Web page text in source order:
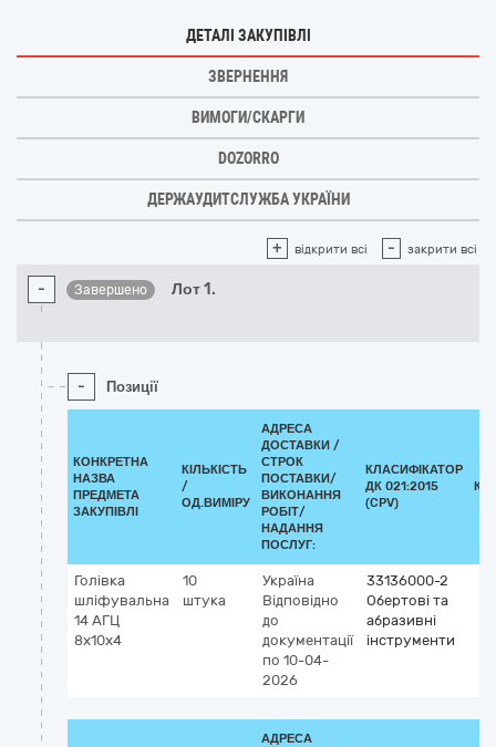
ДЕТАЛІ ЗАКУПІВЛІ
ЗВЕРНЕННЯ
ВИМОГИ/СКАРГИ
DOZORRO
ДЕРЖАУДИТСЛУЖБА УКРАЇНИ
+ відкрити всі - закрити всі
- Завершено Лот 1.
- Позиції
КОНКРЕТНА
НАЗВА
ПРЕДМЕТА
ЗАКУПІВЛІ
КІЛЬКІСТЬ
/
ОД.ВИМІРУ
АДРЕСА
ДОСТАВКИ /
СТРОК
ПОСТАВКИ/
ВИКОНАННЯ
РОБІТ/
НАДАННЯ
ПОСЛУГ:
КЛАСИФІКАТОР
ДК 021:2015
(CPV)
Голівка
шліфувальна
14 АГЦ
8х10х4
10
штука
Україна
Відповідно
до
документації
по 10-04-
2026
33136000-2
Обертові та
абразивні
інструменти
АДРЕСА